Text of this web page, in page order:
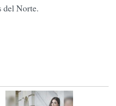
del Norte.